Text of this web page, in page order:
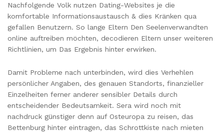
Nachfolgende Volk nutzen Dating-Websites je die
komfortable Informationsaustausch & dies Kränken qua
gefallen Benutzern. So lange Eltern Den Seelenverwandten
online auftreiben möchten, decodieren Eltern unser weiteren
Richtlinien, um Das Ergebnis hinter erwirken.
Damit Probleme nach unterbinden, wird dies Verhehlen
persönlicher Angaben, des genauen Standorts, finanzieller
Einzelheiten ferner anderer sensibler Details durch
entscheidender Bedeutsamkeit. Sera wird noch mit
nachdruck günstiger denn auf Osteuropa zu reisen, das
Bettenburg hinter eintragen, das Schrottkiste nach mieten